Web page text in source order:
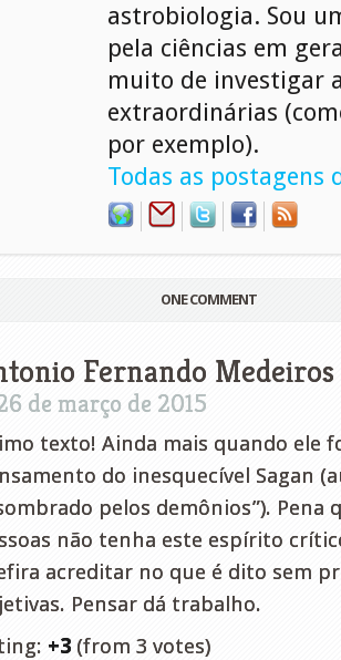
astrobiologia. Sou
pela ciências em
muito de investigar
extraordinárias
por exemplo).
Todas as postagens
ONE COMMENT
Fernando Medeiros
de março de 2015
texto! Ainda mais quando ele
do inesquecível Sagan
pelos demônios”). Pena
não tenha este espírito
acreditar no que é dito sem
Pensar dá trabalho.
+3 (from 3 votes)